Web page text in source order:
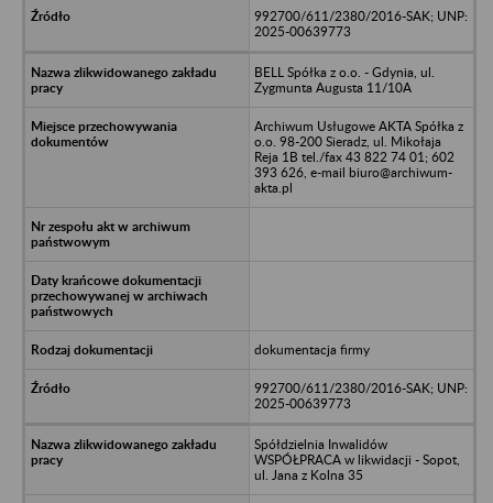
992700/611/2380/2016-SAK; UNP:
2025-00639773
BELL Spółka z o.o. - Gdynia, ul.
Zygmunta Augusta 11/10A
Archiwum Usługowe AKTA Spółka z
o.o. 98-200 Sieradz, ul. Mikołaja
Reja 1B tel./fax 43 822 74 01; 602
393 626, e-mail biuro@archiwum-
akta.pl
dokumentacja firmy
992700/611/2380/2016-SAK; UNP:
2025-00639773
Spółdzielnia Inwalidów
WSPÓŁPRACA w likwidacji - Sopot,
ul. Jana z Kolna 35